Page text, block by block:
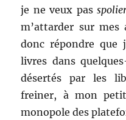
je ne veux pas
m’attarder sur mes
donc répondre que
livres dans
désertés par les
freiner, à mon
monopole des